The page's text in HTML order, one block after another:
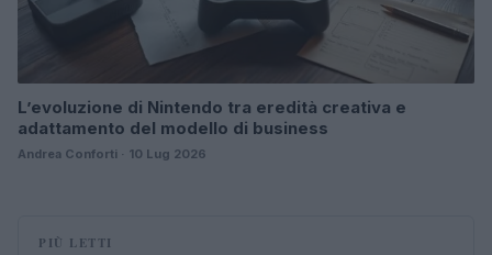
L’evoluzione di Nintendo tra eredità creativa e
adattamento del modello di business
Andrea Conforti · 10 Lug 2026
PIÙ LETTI